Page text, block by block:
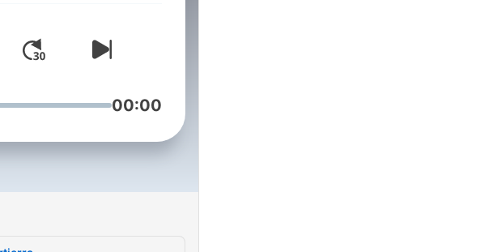
y te sumergimos
de lo
te invitan a
Cada
sucesos
experiencias
00:00